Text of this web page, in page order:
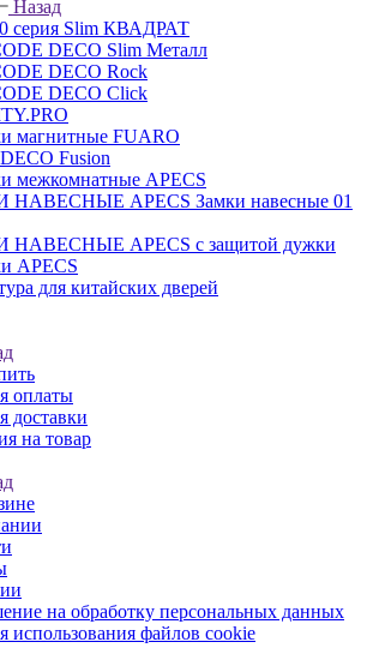
Назад
серия Slim КВАДРАТ
DECO Slim Металл
DECO Rock
DECO Click
магнитные FUARO
Fusion
межкомнатные APECS
APECS Замки навесные 01
APECS с защитой дужки
APECS
для китайских дверей
оплаты
доставки
на товар
на обработку персональных данных
использования файлов cookie